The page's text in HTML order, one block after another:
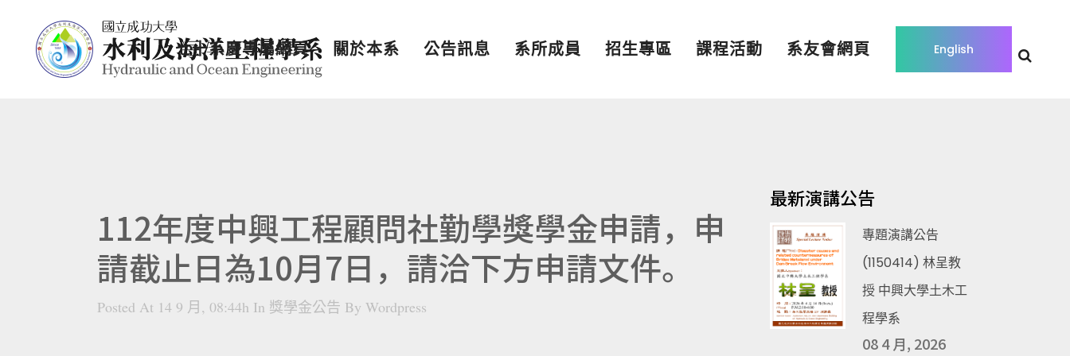
English
七十系慶專屬網頁 關於本系 公告訊息 系所成員 招生專區 課程活動 系友會網頁
112年度中興工程顧問社勤學獎學金申請，申
請截止日為10月7日，請洽下方申請文件。
Posted At 14 9 月, 08:44h In 獎學金公告 By Wordpress
最新演講公告
專題演講公告
(1150414) 林呈教
授 中興大學土木工
程學系
08 4 月, 2026